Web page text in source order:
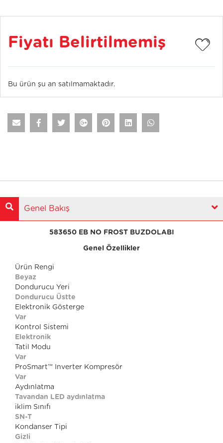
Fiyatı Belirtilmemiş
Bu ürün şu an satılmamaktadır.
Genel Bakış
583650 EB NO FROST BUZDOLABI
Genel Özellikler
Ürün Rengi
Beyaz
Dondurucu Yeri
Dondurucu Üstte
Elektronik Gösterge
Var
Kontrol Sistemi
Elektronik
Tatil Modu
Var
ProSmart™ Inverter Kompresör
Var
Aydınlatma
Tavandan LED aydınlatma
iklim Sınıfı
SN-T
Kondanser Tipi
Gizli